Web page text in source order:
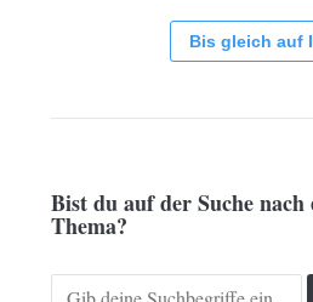
Bis gleich auf
Bist du auf der Suche nach
Thema?
Search